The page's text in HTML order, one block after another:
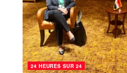
24 HEURES SUR 24